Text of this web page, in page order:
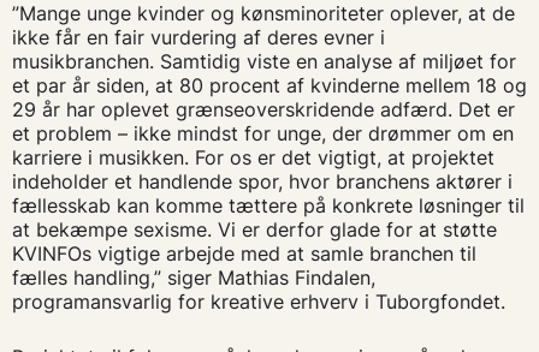
”Mange unge kvinder og kønsminoriteter oplever, at de
ikke får en fair vurdering af deres evner i
musikbranchen. Samtidig viste en analyse af miljøet for
et par år siden, at 80 procent af kvinderne mellem 18 og
29 år har oplevet grænseoverskridende adfærd. Det er
et problem – ikke mindst for unge, der drømmer om en
karriere i musikken. For os er det vigtigt, at projektet
indeholder et handlende spor, hvor branchens aktører i
fællesskab kan komme tættere på konkrete løsninger til
at bekæmpe sexisme. Vi er derfor glade for at støtte
KVINFOs vigtige arbejde med at samle branchen til
fælles handling,” siger Mathias Findalen,
programansvarlig for kreative erhverv i Tuborgfondet.